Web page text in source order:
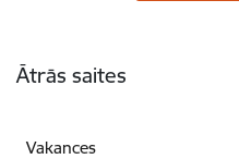
Ātrās saites
Vakances